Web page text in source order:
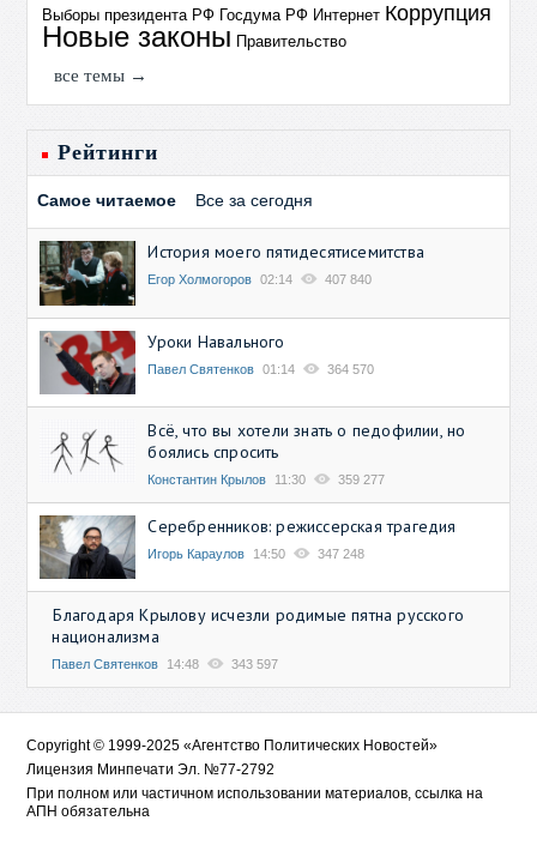
Выборы президента РФ Госдума РФ Интернет Коррупция
Новые законы Правительство
все темы →
Рейтинги
Самое читаемое Все за сегодня
История моего пятидесятисемитства
Егор Холмогоров 02:14 407 840
Уроки Навального
Павел Святенков 01:14 364 570
Всё, что вы хотели знать о педофилии, но
боялись спросить
Константин Крылов 11:30 359 277
Серебренников: режиссерская трагедия
Игорь Караулов 14:50 347 248
Благодаря Крылову исчезли родимые пятна русского
национализма
Павел Святенков 14:48 343 597
Copyright © 1999-2025 «Агентство Политических Новостей»
Лицензия Минпечати Эл. №77-2792
При полном или частичном использовании материалов, ссылка на
АПН обязательна